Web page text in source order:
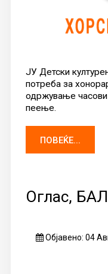
ЈУ Детски
потреба за
одржување часови
пеење.
ПОВЕЌЕ...
Оглас,
Објавено: 04